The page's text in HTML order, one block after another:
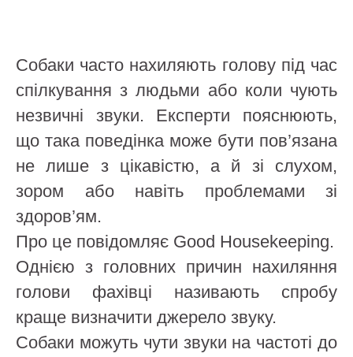
Собаки часто нахиляють голову під час
спілкування з людьми або коли чують
незвичні звуки. Експерти пояснюють,
що така поведінка може бути пов’язана
не лише з цікавістю, а й зі слухом,
зором або навіть проблемами зі
здоров’ям.
Про це повідомляє Good Housekeeping.
Однією з головних причин нахиляння
голови фахівці називають спробу
краще визначити джерело звуку.
Собаки можуть чути звуки на частоті до